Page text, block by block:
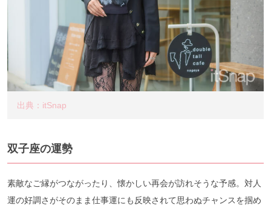
出典：itSnap
双子座の運勢
素敵なご縁がつながったり、懐かしい再会が訪れそうな予感。対人
運の好調さがそのまま仕事運にも反映されて思わぬチャンスを掴め